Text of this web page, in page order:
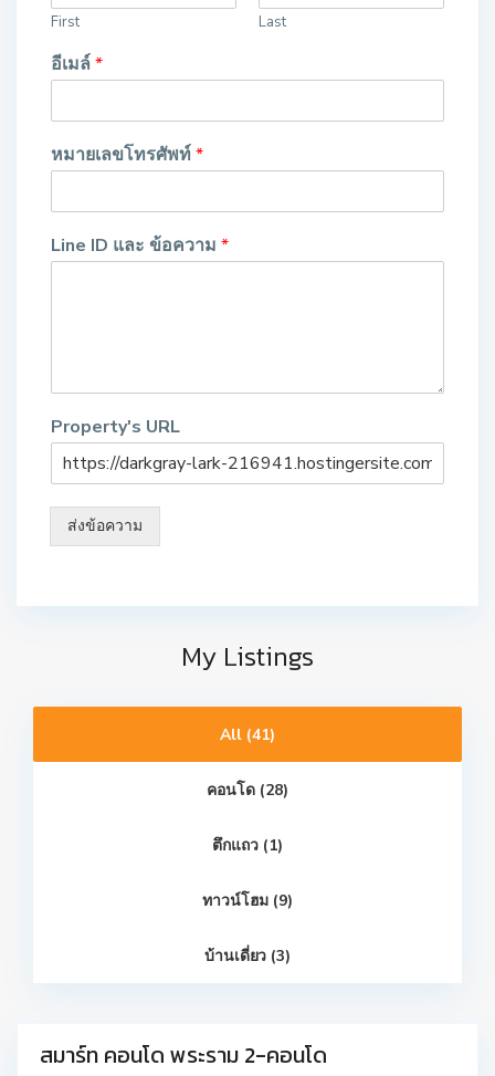
First Last
อีเมล์ *
หมายเลขโทรศัพท์ *
Line ID และ ข้อความ *
Property's URL
ส่งข้อความ
My Listings
All (41)
คอนโด (28)
ตึกแถว (1)
ทาวน์โฮม (9)
บ้านเดี่ยว (3)
สมาร์ท คอนโด พระราม 2-คอนโด